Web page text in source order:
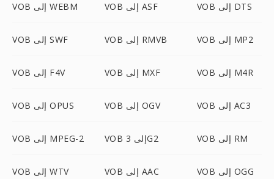
VOB إلى WEBM VOB إلى ASF VOB إلى DTS
VOB إلى SWF VOB إلى RMVB VOB إلى MP2
VOB إلى F4V VOB إلى MXF VOB إلى M4R
VOB إلى OPUS VOB إلى OGV VOB إلى AC3
VOB إلى MPEG-2 VOB إلى 3G2 VOB إلى RM
VOB إلى WTV VOB إلى AAC VOB إلى OGG